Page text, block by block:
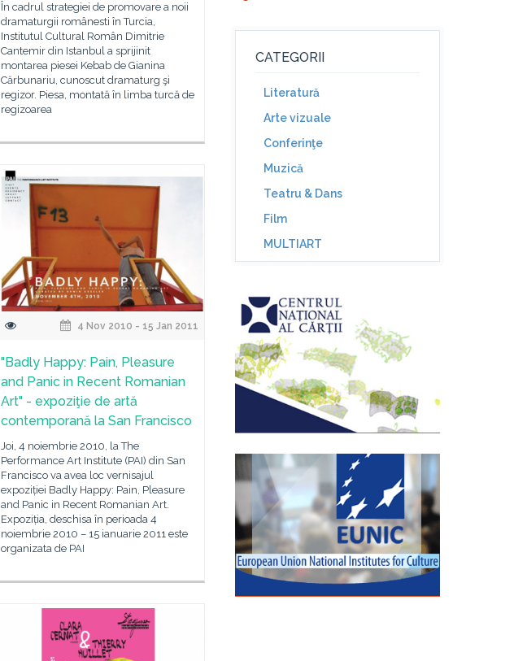
În cadrul strategiei de promovare a noii
dramaturgii românesti în Turcia,
Institutul Cultural Român Dimitrie
Cantemir din Istanbul a sprijinit
montarea piesei Kebab de Gianina
Cărbunariu, cunoscut dramaturg şi
regizor. Piesa, montată în limba turcă de
regizoarea
4 Nov 2010 - 15 Jan 2011
"Badly Happy: Pain, Pleasure
and Panic in Recent Romanian
Art" - expoziţie de artă
contemporană la San Francisco
Joi, 4 noiembrie 2010, la The
Performance Art Institute (PAI) din San
Francisco va avea loc vernisajul
expoziției Badly Happy: Pain, Pleasure
and Panic in Recent Romanian Art.
Expoziția, deschisa în perioada 4
noiembrie 2010 – 15 ianuarie 2011 este
organizata de PAI
CATEGORII
Literatură
Arte vizuale
Conferinţe
Muzică
Teatru & Dans
Film
MULTIART